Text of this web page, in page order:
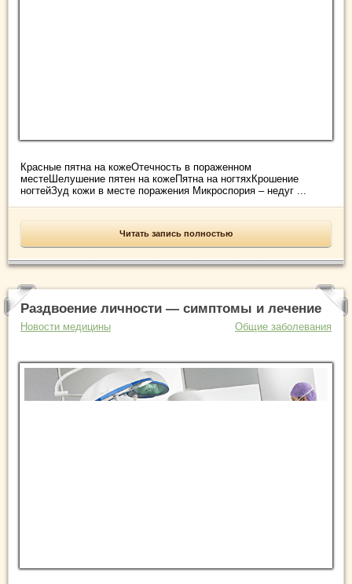
Красные пятна на кожеОтечность в пораженном
местеШелушение пятен на кожеПятна на ногтяхКрошение
ногтейЗуд кожи в месте поражения Микроспория – недуг ...
Читать запись полностью
Раздвоение личности — симптомы и лечение
Новости медицины Общие заболевания